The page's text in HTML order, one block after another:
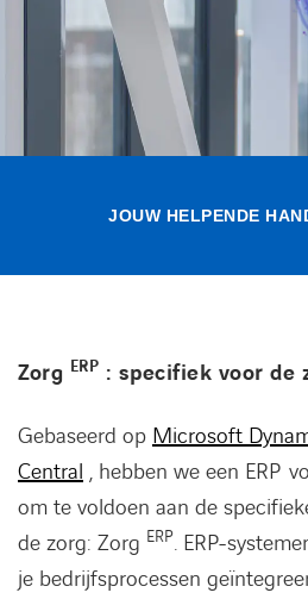
Referenties
Events
JOUW HELPENDE
Zorg ERP : specifiek voor de
Gebaseerd op Microsoft
Central , hebben we een ERP
om te voldoen aan de
de zorg: Zorg ERP. ERP-
je bedrijfsprocessen